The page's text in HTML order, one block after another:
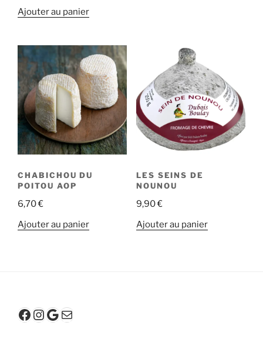
Ajouter au panier
CHABICHOU DU
POITOU AOP
6,70€
Ajouter au panier
LES SEINS DE
NOUNOU
9,90€
Ajouter au panier
Facebook
Instagram
Google
E-mail